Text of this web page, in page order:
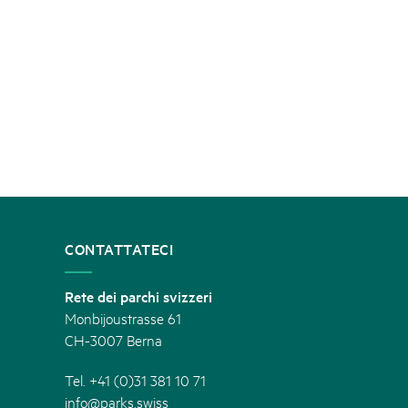
CONTATTATECI
Rete dei parchi svizzeri
Monbijoustrasse 61
CH-3007 Berna
Tel. +41 (0)31 381 10 71
info@parks.swiss